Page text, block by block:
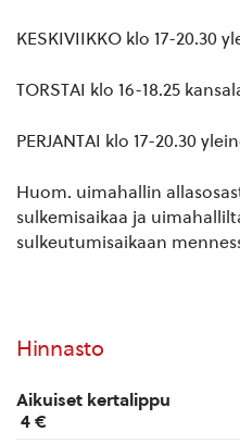
KESKIVIIKKO klo 17-20.30
TORSTAI klo 16-18.25
PERJANTAI klo 17-20.30
Huom. uimahallin
sulkemisaikaa ja
sulkeutumisaikaan
Hinnasto
Aikuiset kertalippu
4 €